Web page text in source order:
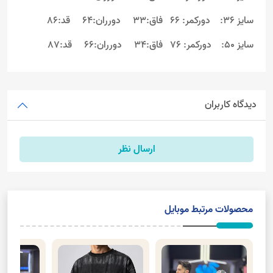
سایز 36: دورکمر: 66 فاق:33 دورران:64 قد:86
سایز 50: دورکمر: 76 فاق:34 دورران:66 قد:87
دیدگاه کاربران
ارسال نظر
محصولات مرتبط موبایل